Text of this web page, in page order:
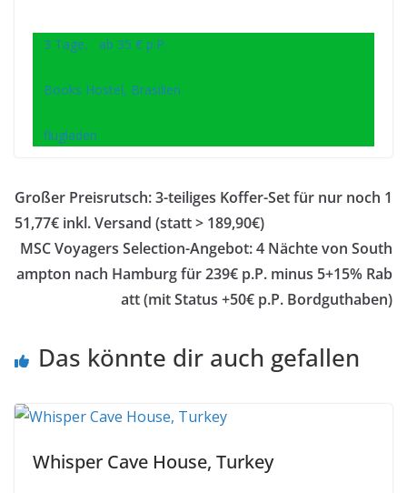
3 Tage, ab 35 € p.P.
Books Hostel, Brasilien
flugladen
Großer Preisrutsch: 3-teiliges Koffer-Set für nur noch 1
51,77€ inkl. Versand (statt > 189,90€)
MSC Voyagers Selection-Angebot: 4 Nächte von South
ampton nach Hamburg für 239€ p.P. minus 5+15% Rab
att (mit Status +50€ p.P. Bordguthaben)
Das könnte dir auch gefallen
Whisper Cave House, Turkey